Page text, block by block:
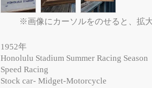
※画像にカーソルをのせると、拡
1952年
Honolulu Stadium Summer Racing Season
Speed Racing
Stock car- Midget-Motorcycle